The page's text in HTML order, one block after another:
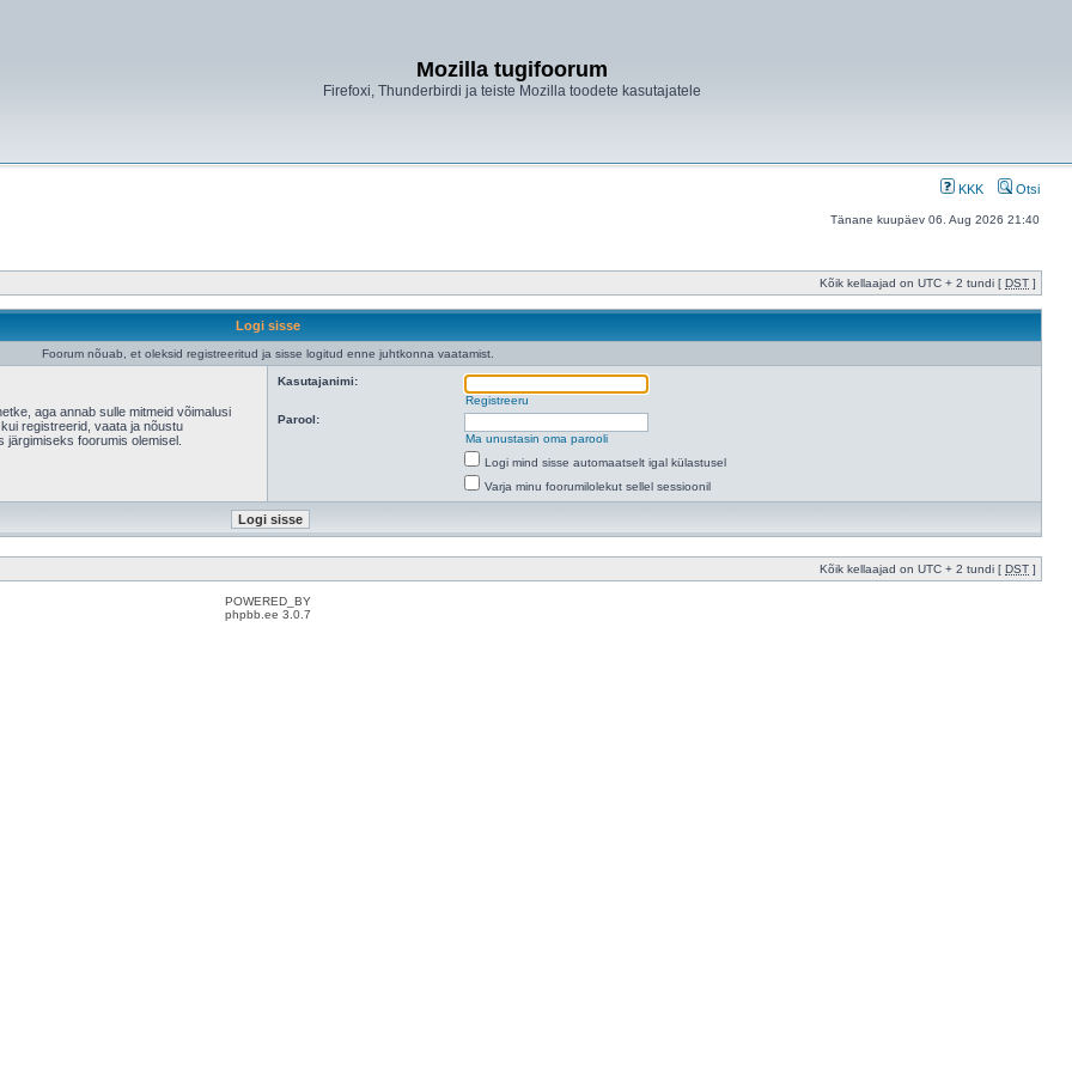
Mozilla tugifoorum
Firefoxi, Thunderbirdi ja teiste Mozilla toodete kasutajatele
KKK Otsi
Tänane kuupäev 06. Aug 2026 21:40
Kõik kellaajad on UTC + 2 tundi [ DST ]
Logi sisse
Foorum nõuab, et oleksid registreeritud ja sisse logitud enne juhtkonna vaatamist.
aga annab sulle mitmeid võimalusi
registreerid, vaata ja nõustu
järgimiseks foorumis olemisel.
Kasutajanimi:
Registreeru
Parool:
Ma unustasin oma parooli
Logi mind sisse automaatselt igal külastusel
Varja minu foorumilolekut sellel sessioonil
Kõik kellaajad on UTC + 2 tundi [ DST ]
POWERED_BY
phpbb.ee 3.0.7